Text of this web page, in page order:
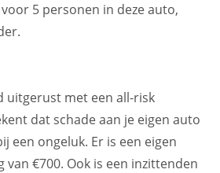
5 personen in deze auto,
uitgerust met een all-risk
dat schade aan je eigen auto
een ongeluk. Er is een eigen
van €700. Ook is een inzittenden